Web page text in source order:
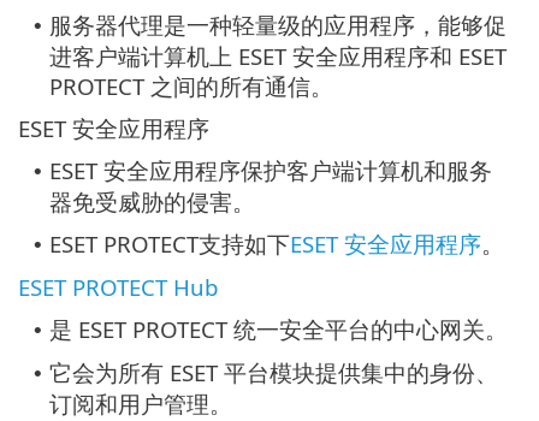
• 服务器代理是一种轻量级的应用程序，能够促
进客户端计算机上 ESET 安全应用程序和 ESET
PROTECT 之间的所有通信。
ESET 安全应用程序
• ESET 安全应用程序保护客户端计算机和服务
器免受威胁的侵害。
• ESET PROTECT支持如下ESET 安全应用程序。
ESET PROTECT Hub
• 是 ESET PROTECT 统一安全平台的中心网关。
• 它会为所有 ESET 平台模块提供集中的身份、
订阅和用户管理。